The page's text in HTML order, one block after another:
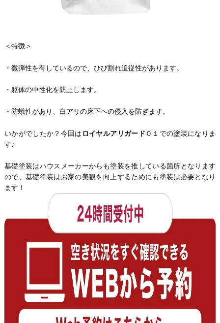
＜特徴＞
・微弾性を有しているので、ひび割れ追従性があります。
・躯体の中性化を防止します。
・防蟻性があり、白アリの床下への侵入を防ぎます。
いかがでしたか？今回は ロイヤルアリガード ０１での塗装になりま
す♪
基礎塗装はハウスメーカーからも塗装を推している箇所となります
ので、基礎塗装はお家の美観を向上するためにも塗装は必要となり
ます！